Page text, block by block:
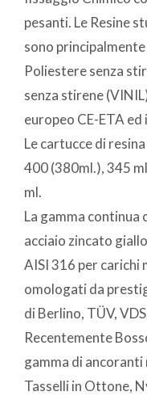
pesanti. Le Resine
sono
Poliestere senza
senza stirene
europeo CE-ETA ed
Le cartucce di
400 (380ml.), 345
ml.
La gamma continua
acciaio zincato
AISI 316 per carichi
omologati da
di Berlino, TÜV,
Recentemente
gamma di ancoranti
Tasselli in Ottone,